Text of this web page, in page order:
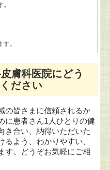
。
膚科医院にどう
ださい
の皆さまに信頼されるか
に患者さん1人ひとりの健
き合い、納得いただいた
るよう、わかりやすい、
す。どうぞお気軽にご相